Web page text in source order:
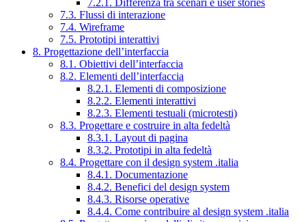
7.2.1. Differenza tra scenari e user stories
7.3. Flussi di interazione
7.4. Wireframe
7.5. Prototipi interattivi
8. Progettazione dell’interfaccia
8.1. Obiettivi dell’interfaccia
8.2. Elementi dell’interfaccia
8.2.1. Elementi di composizione
8.2.2. Elementi interattivi
8.2.3. Elementi testuali (microtesti)
8.3. Progettare e costruire in alta fedeltà
8.3.1. Layout di pagina
8.3.2. Prototipi in alta fedeltà
8.4. Progettare con il design system .italia
8.4.1. Documentazione
8.4.2. Benefici del design system
8.4.3. Risorse operative
8.4.4. Come contribuire al design system .italia